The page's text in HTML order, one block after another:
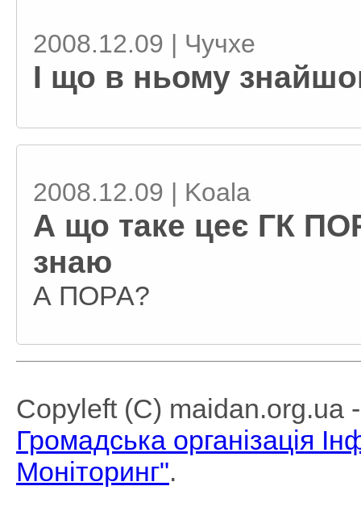
2008.12.09 | Чучхе
І що в ньому
2008.12.09 | Koala
А що таке цеє ГК
знаю
А ПОРА?
Copyleft (C) maidan.org.ua
Громадська організація
Моніторинг".